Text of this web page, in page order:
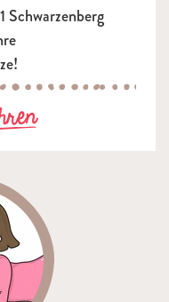
zu NABE-